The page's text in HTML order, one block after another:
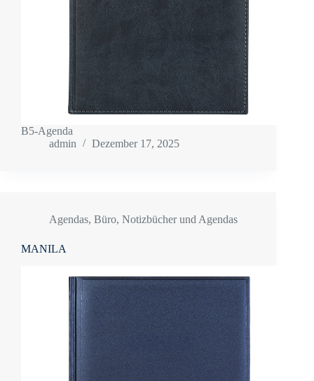
B5-Agenda
admin
Dezember 17, 2025
Agendas, Büro, Notizbücher und Agendas
MANILA